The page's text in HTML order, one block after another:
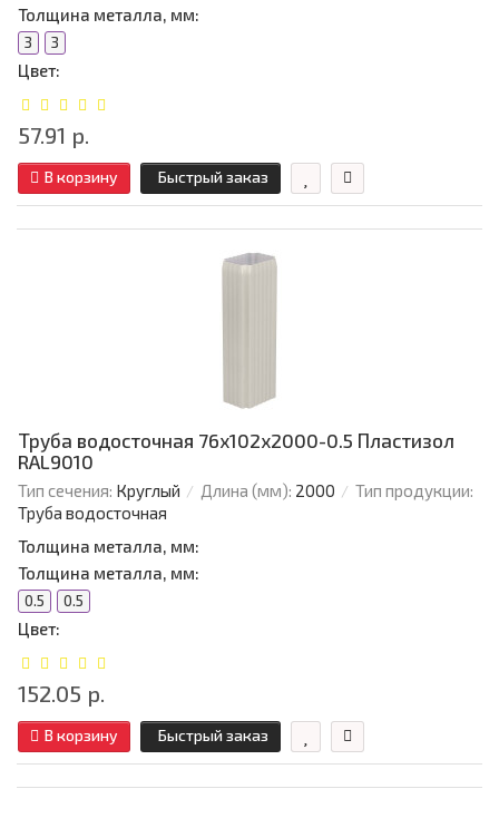
Толщина металла, мм:
3 3
Цвет:
57.91 р.
В корзину Быстрый заказ
Труба водосточная 76х102х2000-0.5 Пластизол
RAL9010
Тип сечения: Круглый Длина (мм): 2000
Тип продукции:
Труба водосточная
Толщина металла, мм:
Толщина металла, мм:
0.5 0.5
Цвет:
152.05 р.
В корзину Быстрый заказ